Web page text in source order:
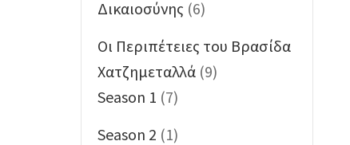
Δικαιοσύνης (6)
Oι Περιπέτειες του Βρασίδα
Χατζημεταλλά (9)
Season 1 (7)
Season 2 (1)